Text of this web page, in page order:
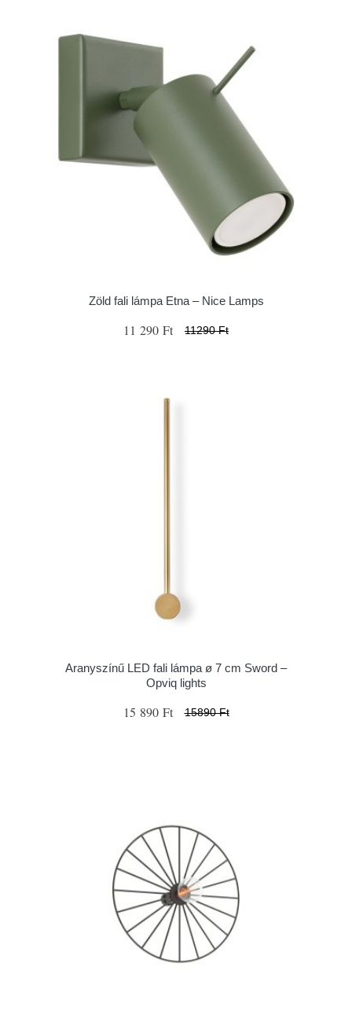
Zöld fali lámpa Etna – Nice Lamps
11 290 Ft 11290 Ft
Aranyszínű LED fali lámpa ø 7 cm Sword –
Opviq lights
15 890 Ft 15890 Ft